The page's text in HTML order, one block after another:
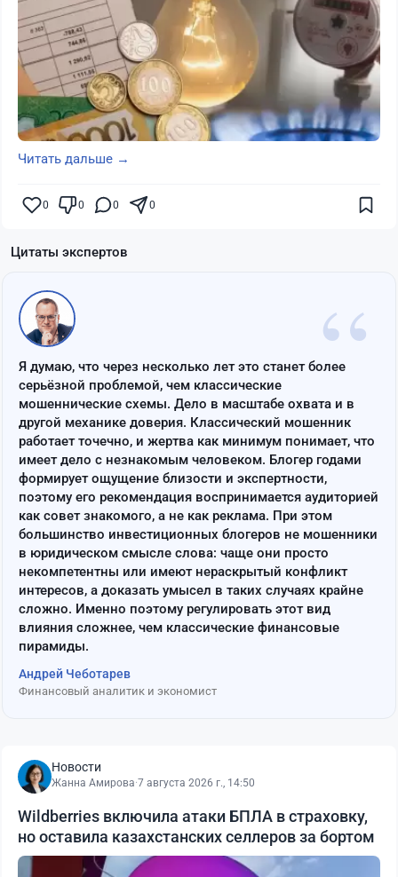
Читать дальше →
0 0 0 0
Цитаты экспертов
“
Я думаю, что через несколько лет это станет более
серьёзной проблемой, чем классические
мошеннические схемы. Дело в масштабе охвата и в
другой механике доверия. Классический мошенник
работает точечно, и жертва как минимум понимает, что
имеет дело с незнакомым человеком. Блогер годами
формирует ощущение близости и экспертности,
поэтому его рекомендация воспринимается аудиторией
как совет знакомого, а не как реклама. При этом
большинство инвестиционных блогеров не мошенники
в юридическом смысле слова: чаще они просто
некомпетентны или имеют нераскрытый конфликт
интересов, а доказать умысел в таких случаях крайне
сложно. Именно поэтому регулировать этот вид
влияния сложнее, чем классические финансовые
пирамиды.
Андрей Чеботарев
Финансовый аналитик и экономист
Новости
Жанна Амирова·7 августа 2026 г., 14:50
Wildberries включила атаки БПЛА в страховку,
но оставила казахстанских селлеров за бортом